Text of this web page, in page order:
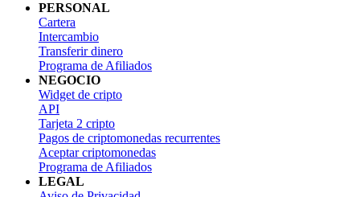
PERSONAL
Cartera
Intercambio
Transferir dinero
Programa de Afiliados
NEGOCIO
Widget de cripto
API
Tarjeta 2 cripto
Pagos de criptomonedas recurrentes
Aceptar criptomonedas
Programa de Afiliados
LEGAL